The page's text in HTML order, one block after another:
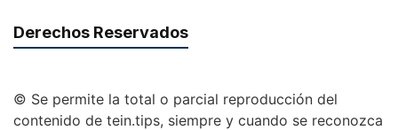
Derechos Reservados
© Se permite la total o parcial reproducción del
contenido de tein.tips, siempre y cuando se reconozca